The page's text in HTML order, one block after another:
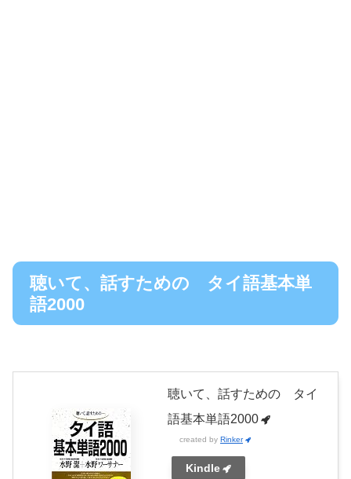
聴いて、話すための タイ語基本単
語2000
聴いて、話すための タイ
語基本単語2000
created by Rinker
Kindle